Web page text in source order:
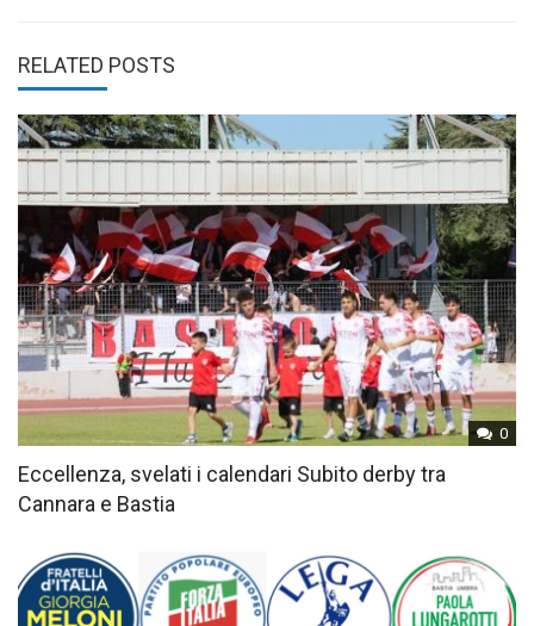
RELATED POSTS
0
Eccellenza, svelati i calendari Subito derby tra
Cannara e Bastia